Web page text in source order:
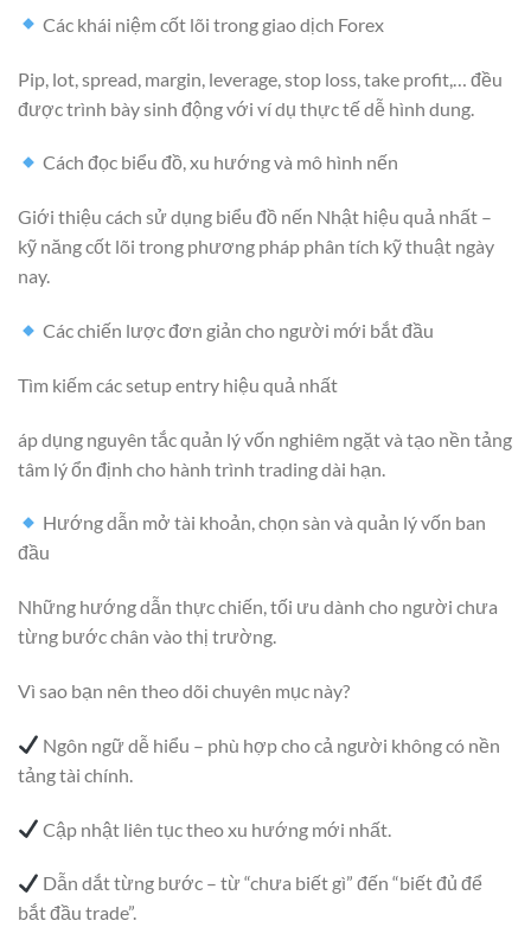
Các khái niệm cốt lõi trong giao dịch Forex
Pip, lot, spread, margin, leverage, stop loss, take profit,… đều
được trình bày sinh động với ví dụ thực tế dễ hình dung.
Cách đọc biểu đồ, xu hướng và mô hình nến
Giới thiệu cách sử dụng biểu đồ nến Nhật hiệu quả nhất –
kỹ năng cốt lõi trong phương pháp phân tích kỹ thuật ngày
nay.
Các chiến lược đơn giản cho người mới bắt đầu
Tìm kiếm các setup entry hiệu quả nhất
áp dụng nguyên tắc quản lý vốn nghiêm ngặt và tạo nền tảng
tâm lý ổn định cho hành trình trading dài hạn.
Hướng dẫn mở tài khoản, chọn sàn và quản lý vốn ban
đầu
Những hướng dẫn thực chiến, tối ưu dành cho người chưa
từng bước chân vào thị trường.
Vì sao bạn nên theo dõi chuyên mục này?
Ngôn ngữ dễ hiểu – phù hợp cho cả người không có nền
tảng tài chính.
Cập nhật liên tục theo xu hướng mới nhất.
Dẫn dắt từng bước – từ “chưa biết gì” đến “biết đủ để
bắt đầu trade”.